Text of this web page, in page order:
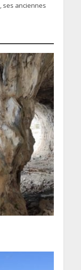
ses anciennes